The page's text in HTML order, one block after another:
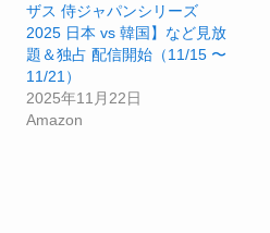
ザス 侍ジャパンシリーズ
2025 日本 vs 韓国】など見放
題＆独占 配信開始（11/15 〜
11/21）
2025年11月22日
Amazon